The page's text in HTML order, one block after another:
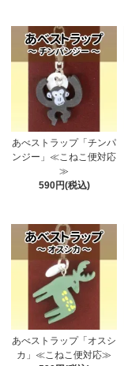
あべストラップ「チンパ
ンジー」≪こねこ便対応
≫
590円(税込)
あべストラップ「オスシ
カ」≪こねこ便対応≫